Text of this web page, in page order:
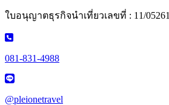
ใบอนุญาตธุรกิจนำเที่ยวเลขที่ : 11/05261
081-831-4988
@pleionetravel